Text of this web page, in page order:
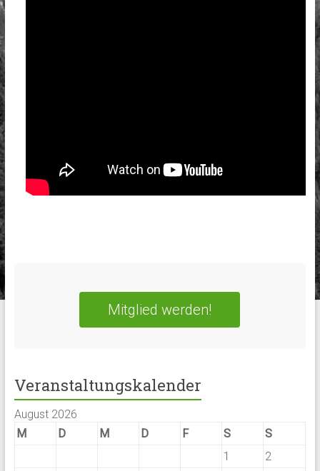
Mitglied werden!
Veranstaltungskalender
August 2026
M
D M D F S
S
1
2